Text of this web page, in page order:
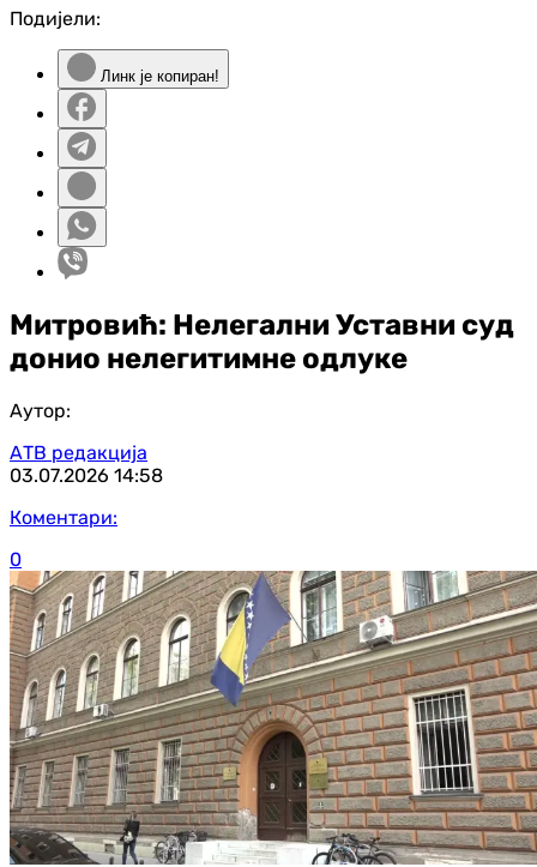
Подијели:
Линк је копиран!
Митровић: Нелегални Уставни суд
донио нелегитимне одлуке
Аутор:
АТВ редакција
03.07.2026 14:58
Коментари:
0